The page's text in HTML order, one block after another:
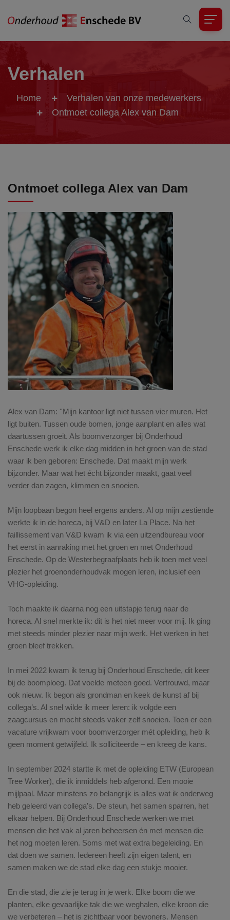
Verhalen
Home
Verhalen van onze medewerkers
Ontmoet collega Alex van Dam
Ontmoet collega Alex van Dam
Alex van Dam: ''Mijn kantoor ligt niet tussen vier muren. Het
ligt buiten. Tussen oude bomen, jonge aanplant en alles wat
daartussen groeit. Als boomverzorger bij Onderhoud
Enschede werk ik elke dag midden in het groen van de stad
waar ik ben geboren: Enschede. Dat maakt mijn werk
bijzonder. Maar wat het écht bijzonder maakt, gaat veel
verder dan zagen, klimmen en snoeien.
Mijn loopbaan begon heel ergens anders. Al op mijn zestiende
werkte ik in de horeca, bij V&D en later La Place. Na het
faillissement van V&D kwam ik via een uitzendbureau voor
het eerst in aanraking met het groen en met Onderhoud
Enschede. Op de Westerbegraafplaats heb ik toen met veel
plezier het groenonderhoudvak mogen leren, inclusief een
VHG-opleiding.
Toch maakte ik daarna nog een uitstapje terug naar de
horeca. Al snel merkte ik: dit is het niet meer voor mij. Ik ging
met steeds minder plezier naar mijn werk. Het werken in het
groen bleef trekken.
In mei 2022 kwam ik terug bij Onderhoud Enschede, dit keer
bij de boomploeg. Dat voelde meteen goed. Vertrouwd, maar
ook nieuw. Ik begon als grondman en keek de kunst af bij
collega’s. Al snel wilde ik meer leren: ik volgde een
zaagcursus en mocht steeds vaker zelf snoeien. Toen er een
vacature vrijkwam voor boomverzorger mét opleiding, heb ik
geen moment getwijfeld. Ik solliciteerde – en kreeg de kans.
In september 2024 startte ik met de opleiding ETW (European
Tree Worker), die ik inmiddels heb afgerond. Een mooie
mijlpaal. Maar minstens zo belangrijk is alles wat ik onderweg
heb geleerd van collega’s. De steun, het samen sparren, het
elkaar helpen. Bij Onderhoud Enschede werken we met
mensen die het vak al jaren beheersen én met mensen die
het nog moeten leren. Soms met wat extra begeleiding. En
dat doen we samen. Iedereen heeft zijn eigen talent, en
samen maken we de stad elke dag een stukje mooier.
En die stad, die zie je terug in je werk. Elke boom die we
planten, elke gevaarlijke tak die we weghalen, elke kroon die
we verbeteren – het is zichtbaar voor bewoners. Mensen